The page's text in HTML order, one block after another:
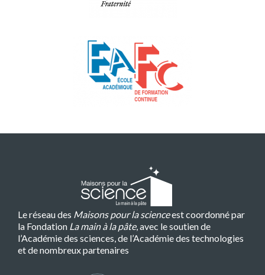
Le réseau des Maisons pour la scienceest coordonné par
la Fondation La main à la pâte, avec le soutien de
l’Académie des sciences, de l’Académie des technologies
et de nombreux partenaires